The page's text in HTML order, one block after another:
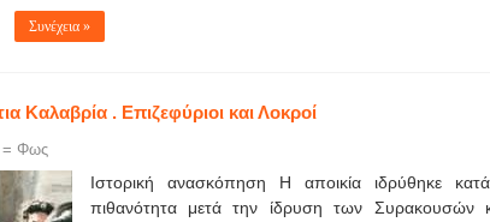
Συνέχεια »
Καλαβρία . Επιζεφύριοι και Λοκροί
= Φως
Ιστορική ανασκόπηση Η αποικία ιδρύθηκε
πιθανότητα μετά την ίδρυση των Συρακουσών